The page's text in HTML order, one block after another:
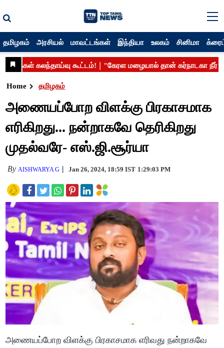
தமிழகம் அரசியல் மாவட்டங்கள் இந்தியா உலகம் சினிமா
Home தமிழகம்
அணையப்போற விளக்கு பிரகாசமாக
எரிகிறது... நன்றாகவே தெரிகிறது
முதல்வரே- எஸ்.ஜி.சூர்யா
By AISHWARYA G Jan 26, 2024, 18:59 IST 1:29:03 PM
அணையப்போற விளக்கு பிரகாசமாக எரிவது நன்றாகவே